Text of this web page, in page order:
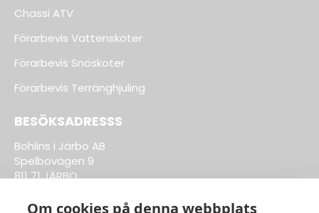
Om cookies på denna webbplats
Chassi ATV
Förarbevis Vattenskoter
Förarbevis Snöskoter
Förarbevis Terränghjuling
BESÖKSADRESSS
Bohlins i Järbo AB
Spelbovägen 9
811 71 JÄRBO